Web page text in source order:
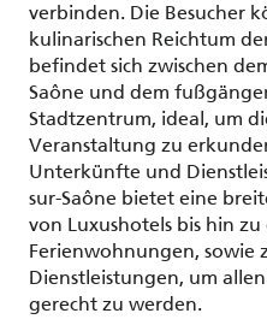
verbinden. Die Besucher
kulinarischen Reichtum
befindet sich zwischen
Saône und dem
Stadtzentrum, ideal, um
Veranstaltung zu
Unterkünfte und
sur-Saône bietet eine
von Luxushotels bis hin
Ferienwohnungen, sowie
Dienstleistungen, um
gerecht zu werden.